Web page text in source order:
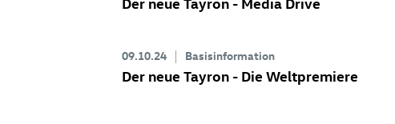
09.10.24 Basisinformation
Der neue Tayron - Die Weltpremiere